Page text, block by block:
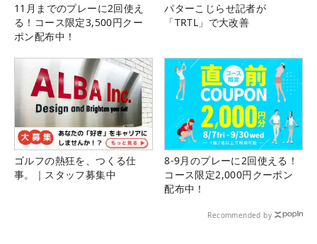
11月までのプレーに2回使え
る！コース限定3,500円クー
ポン配布中！
パターこじらせ記者が
「TRTL」で大改善
ゴルフの熱狂を、つくる仕
事。｜スタッフ募集中
8-9月のプレーに2回使える！
コース限定2,000円クーポン
配布中！
Recommended by